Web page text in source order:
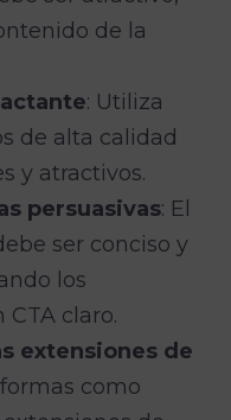
de la
: Utiliza
de alta calidad
y atractivos.
persuasivas: El
ser conciso y
los
claro.
extensiones de
como